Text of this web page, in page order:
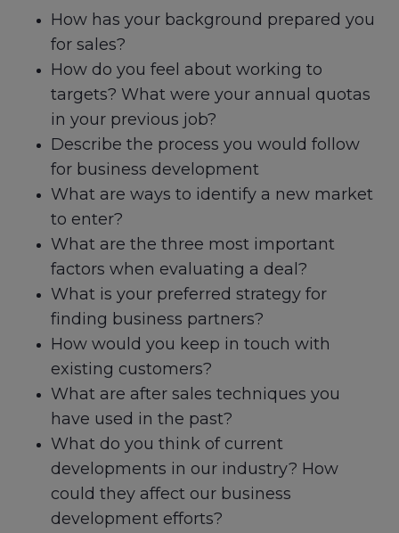
How has your background prepared you
for sales?
How do you feel about working to
targets? What were your annual quotas
in your previous job?
Describe the process you would follow
for business development
What are ways to identify a new market
to enter?
What are the three most important
factors when evaluating a deal?
What is your preferred strategy for
finding business partners?
How would you keep in touch with
existing customers?
What are after sales techniques you
have used in the past?
What do you think of current
developments in our industry? How
could they affect our business
development efforts?